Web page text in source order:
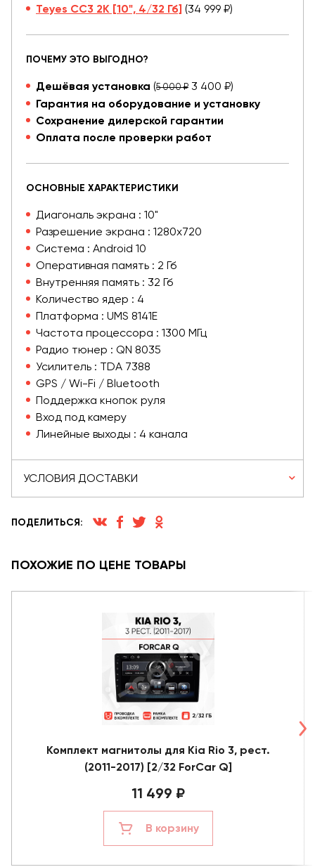
Teyes CC3 2K [10", 4/32 Гб] (34 999 ₽)
ПОЧЕМУ ЭТО ВЫГОДНО?
Дешёвая установка (5 000 ₽ 3 400 ₽)
Гарантия на оборудование и установку
Сохранение дилерской гарантии
Оплата после проверки работ
ОСНОВНЫЕ ХАРАКТЕРИСТИКИ
Диагональ экрана : 10"
Разрешение экрана : 1280х720
Система : Android 10
Оперативная память : 2 Гб
Внутренняя память : 32 Гб
Количество ядер : 4
Платформа : UMS 8141E
Частота процессора : 1300 МГц
Радио тюнер : QN 8035
Усилитель : TDA 7388
GPS / Wi-Fi / Bluetooth
Поддержка кнопок руля
Вход под камеру
Линейные выходы : 4 канала
УСЛОВИЯ ДОСТАВКИ
ПОДЕЛИТЬСЯ:
ПОХОЖИЕ ПО ЦЕНЕ ТОВАРЫ
Комплект магнитолы для Kia Rio 3, рест.
(2011-2017) [2/32 ForCar Q]
11 499 ₽
В корзину